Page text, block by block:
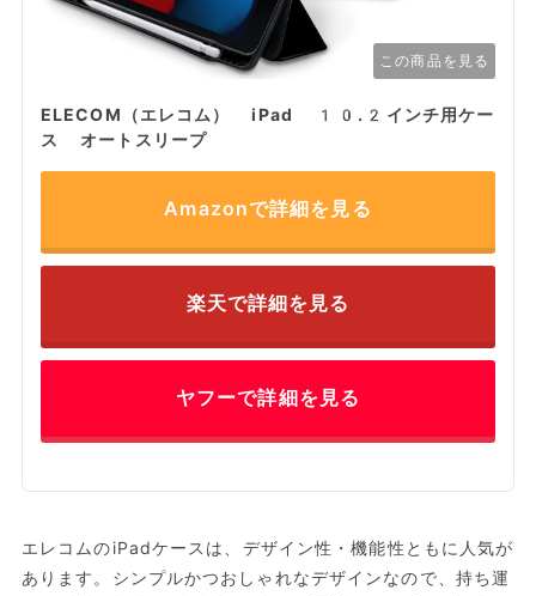
この商品を見る
ELECOM（エレコム） iPad 10.2インチ用ケー
ス オートスリープ
Amazonで詳細を見る
楽天で詳細を見る
ヤフーで詳細を見る
エレコムのiPadケースは、デザイン性・機能性ともに人気が
あります。シンプルかつおしゃれなデザインなので、持ち運